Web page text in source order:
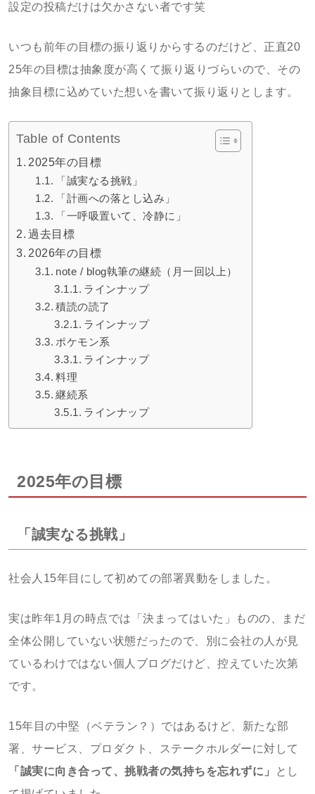
設定の投稿だけは欠かさない者です笑
いつも前年の目標の振り返りからするのだけど、正直20
25年の目標は抽象度が高くて振り返りづらいので、その
抽象目標に込めていた想いを書いて振り返りとします。
Table of Contents
2025年の目標
「誠実なる挑戦」
「計画への落とし込み」
「一呼吸置いて、冷静に」
過去目標
2026年の目標
note / blog執筆の継続（月一回以上）
ラインナップ
積読の読了
ラインナップ
ポケモン系
ラインナップ
料理
継続系
ラインナップ
2025年の目標
「誠実なる挑戦」
社会人15年目にして初めての部署異動をしました。
実は昨年1月の時点では「決まってはいた」ものの、まだ
全体公開していない状態だったので、別に会社の人が見
ているわけではない個人ブログだけど、控えていた次第
です。
15年目の中堅（ベテラン？）ではあるけど、新たな部
署、サービス、プロダクト、ステークホルダーに対して
「誠実に向き合って、挑戦者の気持ちを忘れずに」
とし